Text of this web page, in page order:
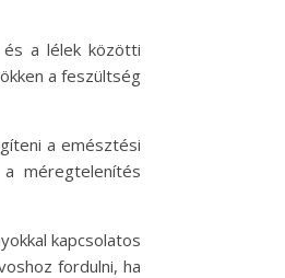
a lélek közötti
a feszültség
a emésztési
méregtelenítés
kapcsolatos
fordulni, ha